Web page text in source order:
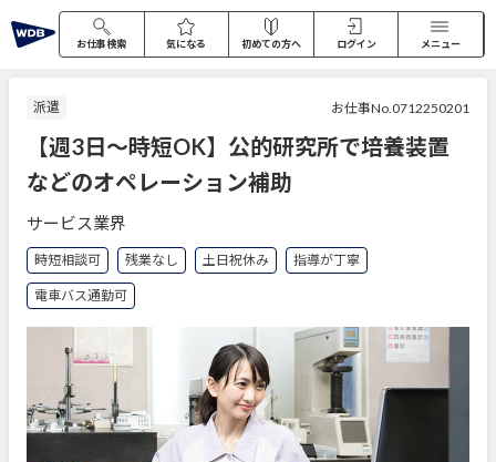
お仕事検索 気になる 初めての方へ ログイン メニュー
派遣 お仕事No.0712250201
【週3日～時短OK】公的研究所で培養装置
などのオペレーション補助
サービス業界
時短相談可 残業なし 土日祝休み 指導が丁寧
電車バス通勤可